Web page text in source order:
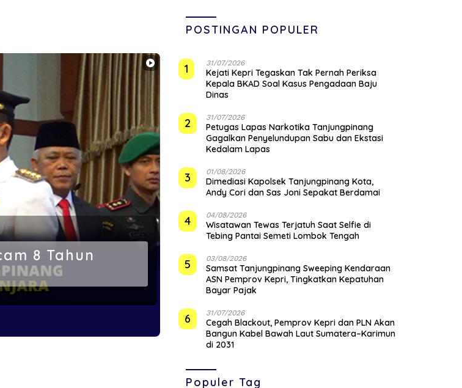
8 Tahun
POSTINGAN POPULER
1 31/07/2026
Kejati Kepri Tegaskan Tak Pernah Periksa
Kepala BKAD Soal Kasus Pengadaan Baju
Dinas
2 31/07/2026
Petugas Lapas Narkotika Tanjungpinang
Gagalkan Penyelundupan Sabu dan Ekstasi
Kedalam Lapas
3 01/08/2026
Dimediasi Kapolsek Tanjungpinang Kota,
Andy Cori dan Sas Joni Sepakat Berdamai
4 04/08/2026
Wisatawan Tewas Terjatuh Saat Selfie di
Tebing Pantai Semeti Lombok Tengah
5 03/08/2026
Samsat Tanjungpinang Sweeping Kendaraan
ASN Pemprov Kepri, Tingkatkan Kepatuhan
Bayar Pajak
6 31/07/2026
Cegah Blackout, Pemprov Kepri dan PLN Akan
Bangun Kabel Bawah Laut Sumatera–Karimun
di 2031
Populer Tag